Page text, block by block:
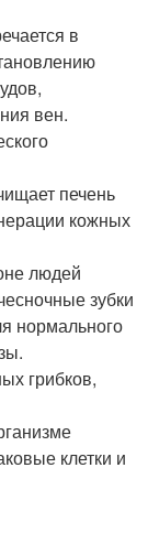
в
вен.
печень
кожных
людей
зубки
нормального
грибков,
клетки и